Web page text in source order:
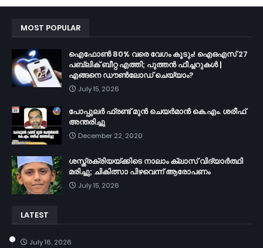
MOST POPULAR
ഐഫോൺ 80% വരെ വേഗം കൂടും! ഐഒഎസ് 27
പബ്ലിക് ബീറ്റ എത്തി; പുത്തൻ ഫീച്ചറുകൾ |
എങ്ങനെ ഡൗൺലോഡ് ചെയ്യാം?
July 15, 2026
പോപ്പുലർ ഫ്രണ്ട്​ മുൻ ചെയർമാൻ കെ.എം. ശരീഫ്​
അന്തരിച്ചു
December 22, 2020
ശസ്ത്രക്രിയയ്ക്കിടെ നാലാം ക്ലാസ് വിദ്യാർത്ഥി
മരിച്ചു; ചികിത്സാ പിഴവെന്ന് ആരോപണം
July 15, 2026
LATEST
July 16, 2026